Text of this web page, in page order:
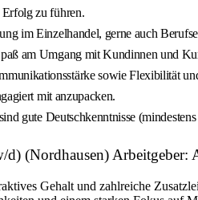
zu führen.
im Einzelhandel, gerne auch
am Umgang mit Kundinnen und
sowie Flexibilität
mit anzupacken.
gute Deutschkenntnisse
(Nordhausen) Arbeitgeber:
Gehalt und zahlreiche